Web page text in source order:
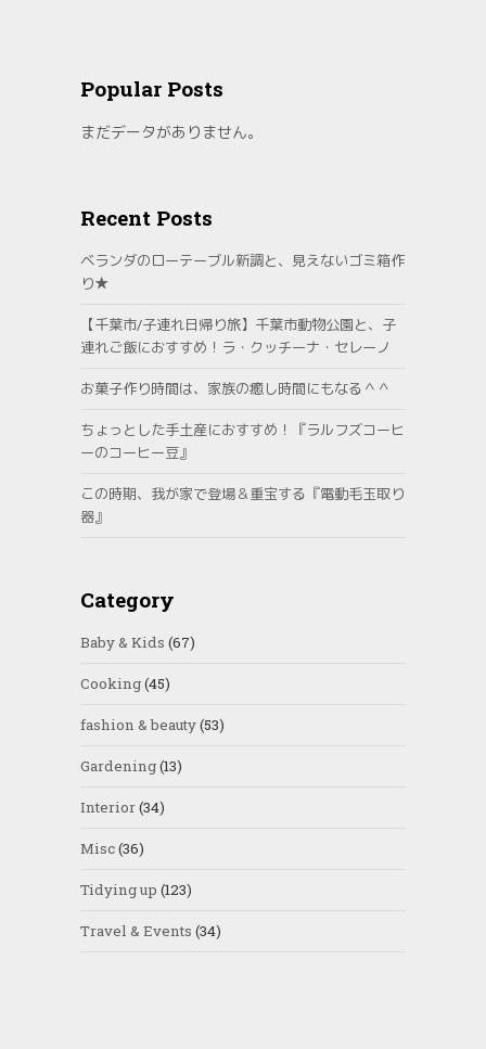
Popular Posts
まだデータがありません。
Recent Posts
ベランダのローテーブル新調と、見えないゴミ箱作
り★
【千葉市/子連れ日帰り旅】千葉市動物公園と、子
連れご飯におすすめ！ラ・クッチーナ・セレーノ
お菓子作り時間は、家族の癒し時間にもなる＾＾
ちょっとした手土産におすすめ！『ラルフズコーヒ
ーのコーヒー豆』
この時期、我が家で登場＆重宝する『電動毛玉取り
器』
Category
Baby & Kids (67)
Cooking(45)
fashion & beauty(53)
Gardening(13)
Interior(34)
Misc(36)
Tidying up (123)
Travel & Events (34)